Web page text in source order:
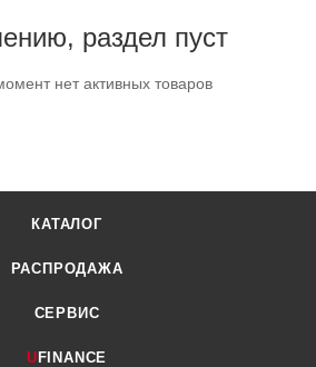
раздел пуст
нет активных товаров
КАТАЛОГ
РАСПРОДАЖА
СЕРВИС
U FINANCE